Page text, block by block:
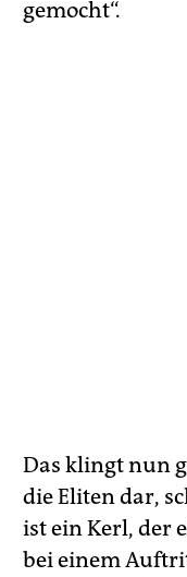
gemocht“.
Das klingt nun
die Eliten dar,
ist ein Kerl, der
bei einem